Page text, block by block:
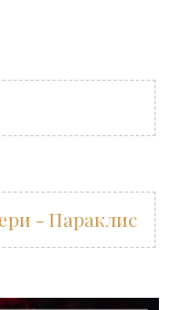
- Параклис